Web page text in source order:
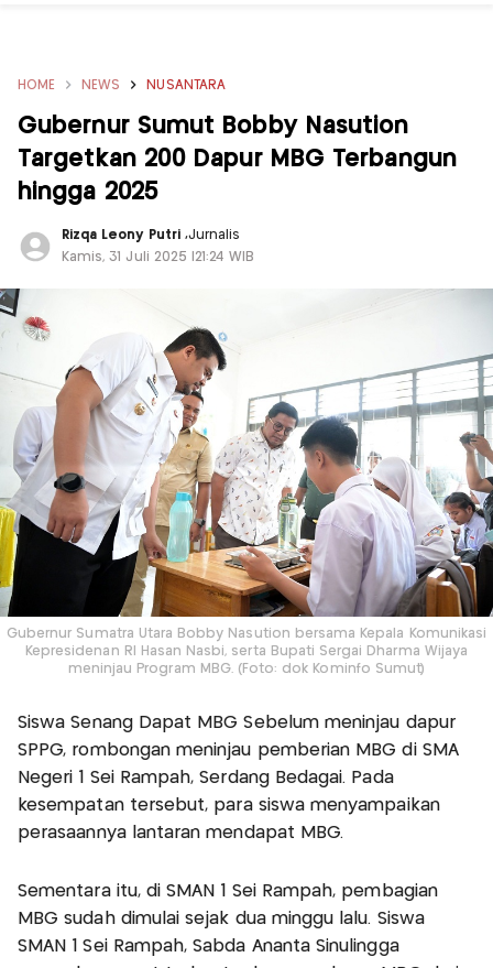
HOME NEWS NUSANTARA
Gubernur Sumut Bobby Nasution
Targetkan 200 Dapur MBG Terbangun
hingga 2025
Rizqa Leony Putri ,Jurnalis
Kamis, 31 Juli 2025 |21:24 WIB
Gubernur Sumatra Utara Bobby Nasution bersama Kepala Komunikasi
Kepresidenan RI Hasan Nasbi, serta Bupati Sergai Dharma Wijaya
meninjau Program MBG. (Foto: dok Kominfo Sumut)
Siswa Senang Dapat MBG Sebelum meninjau dapur
SPPG, rombongan meninjau pemberian MBG di SMA
Negeri 1 Sei Rampah, Serdang Bedagai. Pada
kesempatan tersebut, para siswa menyampaikan
perasaannya lantaran mendapat MBG.
Sementara itu, di SMAN 1 Sei Rampah, pembagian
MBG sudah dimulai sejak dua minggu lalu. Siswa
SMAN 1 Sei Rampah, Sabda Ananta Sinulingga